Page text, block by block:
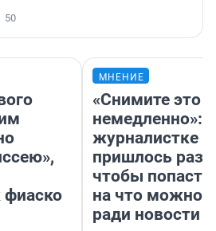
50
фиаско
МНЕНИЕ
«Снимите это
немедленно»:
журналистке
пришлось
чтобы попасть
на что можно
ради новости